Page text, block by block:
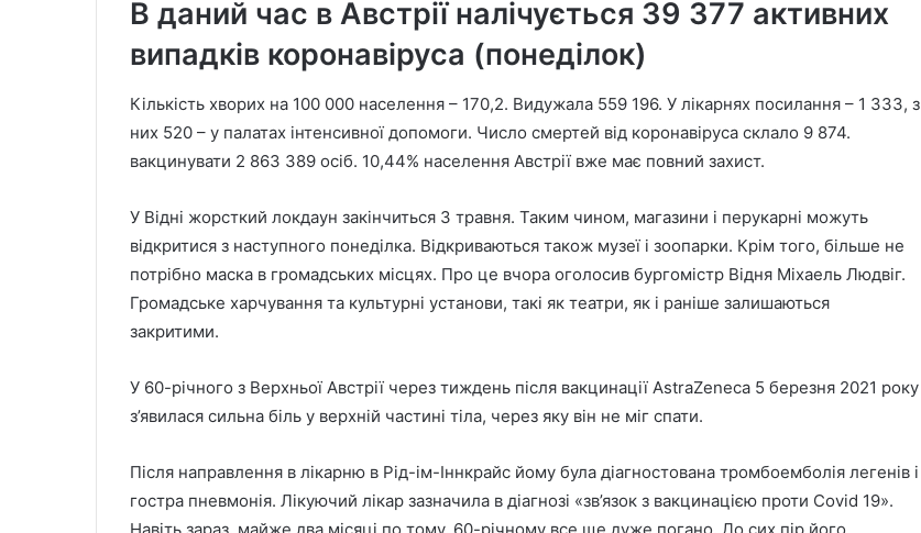
В даний час в Австрії налічується 39 377 активних
випадків коронавіруса (понеділок)
Кількість хворих на 100 000 населення – 170,2. Видужала 559 196. У лікарнях посилання – 1 333, з
них 520 – у палатах інтенсивної допомоги. Число смертей від коронавіруса склало 9 874.
вакцинувати 2 863 389 осіб. 10,44% населення Австрії вже має повний захист.
У Відні жорсткий локдаун закінчиться 3 травня. Таким чином, магазини і перукарні можуть
відкритися з наступного понеділка. Відкриваються також музеї і зоопарки. Крім того, більше не
потрібно маска в громадських місцях. Про це вчора оголосив бургомістр Відня Міхаель Людвіг.
Громадське харчування та культурні установи, такі як театри, як і раніше залишаються
закритими.
У 60-річного з Верхньої Австрії через тиждень після вакцинації AstraZeneca 5 березня 2021 року
з’явилася сильна біль у верхній частині тіла, через яку він не міг спати.
Після направлення в лікарню в Рід-ім-Іннкрайс йому була діагностована тромбоемболія легенів і
гостра пневмонія. Лікуючий лікар зазначила в діагнозі «зв’язок з вакцинацією проти Covid 19».
Навіть зараз, майже два місяці по тому, 60-річному все ще дуже погано. До сих пір його